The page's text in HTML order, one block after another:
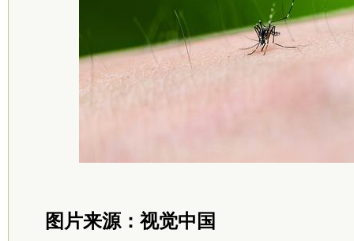
图片来源：视觉中国